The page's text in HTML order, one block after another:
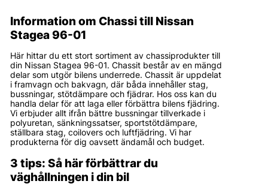
Information om Chassi till Nissan
Stagea 96-01
Här hittar du ett stort sortiment av chassiprodukter till
din Nissan Stagea 96-01. Chassit består av en mängd
delar som utgör bilens underrede. Chassit är uppdelat
i framvagn och bakvagn, där båda innehåller stag,
bussningar, stötdämpare och fjädrar. Hos oss kan du
handla delar för att laga eller förbättra bilens fjädring.
Vi erbjuder allt ifrån bättre bussningar tillverkade i
polyuretan, sänkningssatser, sportstötdämpare,
ställbara stag, coilovers och luftfjädring. Vi har
produkterna för dig oavsett ändamål och budget.
3 tips: Så här förbättrar du
väghållningen i din bil